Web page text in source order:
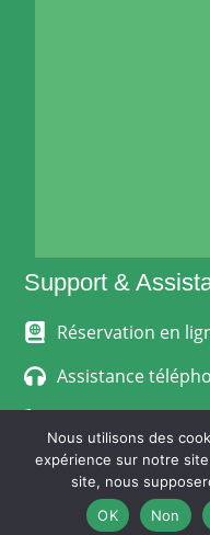
Support &
Réservation en
Assistance
POLITIQUE
CONDITIONS
©
Nous utilisons des
expérience sur notre
site, nous
OK
Non